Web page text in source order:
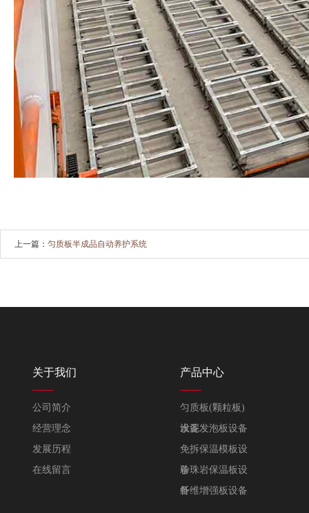
上一篇： 匀质板半成品自动养护系统
关于我们
公司简介
经营理念
发展历程
在线留言
产品中心
匀质板(颗粒板)
设备
水泥发泡板设备
免拆保温模板设
备
珍珠岩保温板设
备
纤维增强板设备